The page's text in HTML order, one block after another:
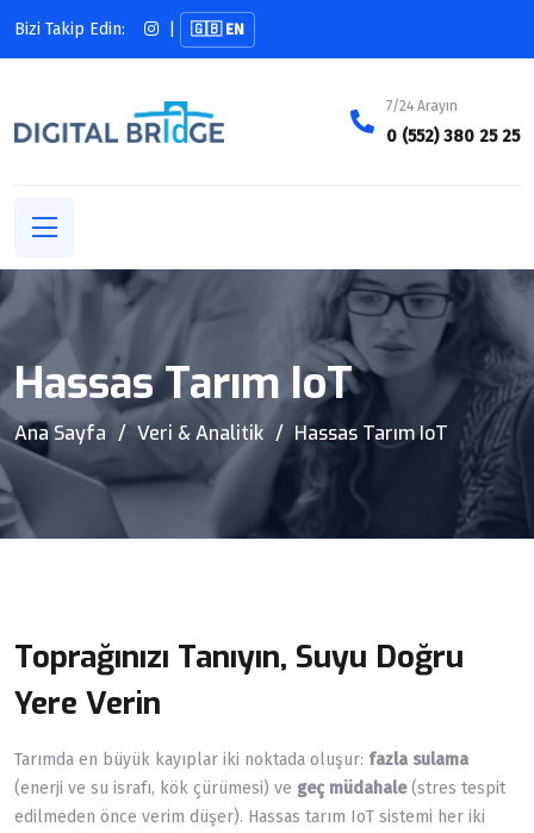
Bizi Takip Edin: 🇬🇧 EN
7/24 Arayın
0 (552) 380 25 25
Hassas Tarım IoT
Ana Sayfa Veri & Analitik Hassas Tarım IoT
Toprağınızı Tanıyın, Suyu Doğru
Yere Verin
Tarımda en büyük kayıplar iki noktada oluşur: fazla sulama
(enerji ve su israfı, kök çürümesi) ve geç müdahale(stres tespit
edilmeden önce verim düşer). Hassas tarım IoT sistemi her iki